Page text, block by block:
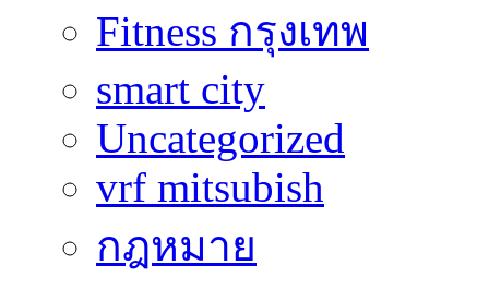
Fitness กรุงเทพ
smart city
Uncategorized
vrf mitsubish
กฎหมาย